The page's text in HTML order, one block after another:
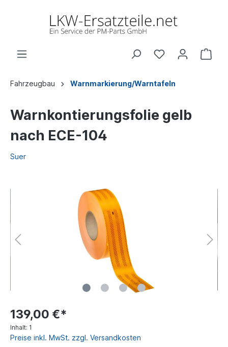
Fahrzeugbau Warnmarkierung/Warntafeln
Warnkontierungsfolie gelb
nach ECE-104
Suer
139,00 €*
Inhalt: 1
Preise inkl. MwSt. zzgl. Versandkosten